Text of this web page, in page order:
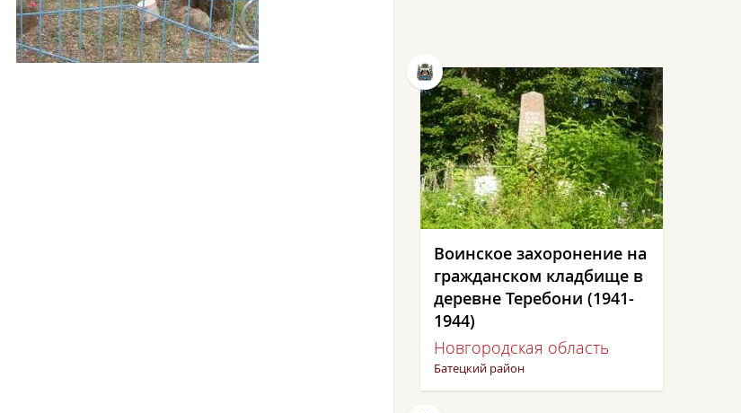
​Воинское захоронение на
гражданском кладбище в
деревне Теребони (1941-
1944)
Новгородская область
Батецкий район